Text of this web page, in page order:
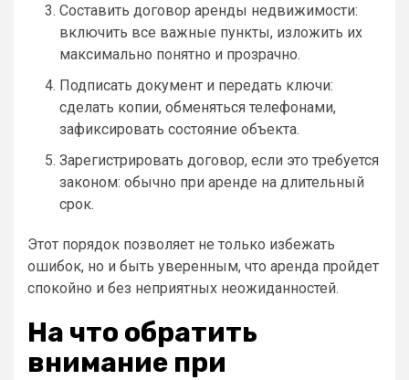
Составить договор аренды недвижимости:
включить все важные пункты, изложить их
максимально понятно и прозрачно.
Подписать документ и передать ключи:
сделать копии, обменяться телефонами,
зафиксировать состояние объекта.
Зарегистрировать договор, если это требуется
законом: обычно при аренде на длительный
срок.
Этот порядок позволяет не только избежать
ошибок, но и быть уверенным, что аренда пройдет
спокойно и без неприятных неожиданностей.
На что обратить
внимание при